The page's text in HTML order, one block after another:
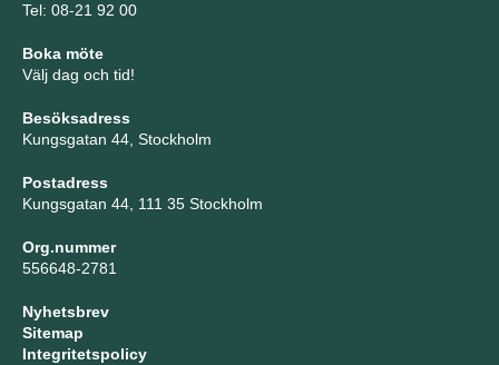
Tel: 08-21 92 00
Boka möte
Välj dag och tid!
Besöksadress
Kungsgatan 44, Stockholm
Postadress
Kungsgatan 44, 111 35 Stockholm
Org.nummer
556648-2781
Nyhetsbrev
Sitemap
Integritetspolicy